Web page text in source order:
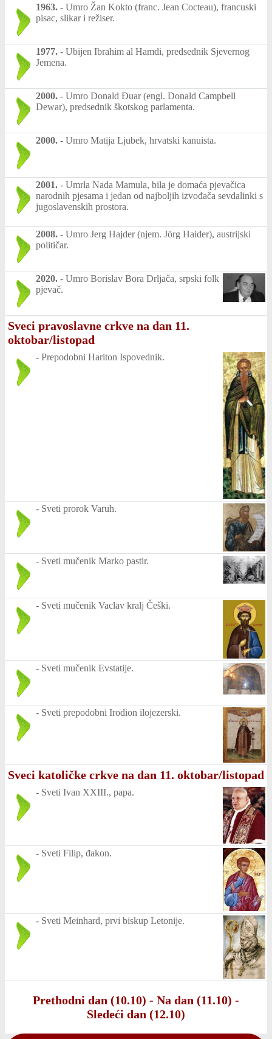
1963. - Umro Žan Kokto (franc. Jean Cocteau), francuski
pisac, slikar i režiser.
1977. - Ubijen Ibrahim al Hamdi, predsednik Sjevernog
Jemena.
2000. - Umro Donald Đuar (engl. Donald Campbell
Dewar), predsednik škotskog parlamenta.
2000. - Umro Matija Ljubek, hrvatski kanuista.
2001. - Umrla Nada Mamula, bila je domaća pjevačica
narodnih pjesama i jedan od najboljih izvođača sevdalinki s
jugoslavenskih prostora.
2008. - Umro Jerg Hajder (njem. Jörg Haider), austrijski
političar.
2020. - Umro Borislav Bora Drljača, srpski folk
pjevač.
Sveci pravoslavne crkve na dan 11.
oktobar/listopad
- Prepodobni Hariton Ispovednik.
- Sveti prorok Varuh.
- Sveti mučenik Marko pastir.
- Sveti mučenik Vaclav kralj Češki.
- Sveti mučenik Evstatije.
- Sveti prepodobni Irodion ilojezerski.
Sveci katoličke crkve na dan 11. oktobar/listopad
- Sveti Ivan XXIII., papa.
- Sveti Filip, đakon.
- Sveti Meinhard, prvi biskup Letonije.
Prethodni dan (10.10) - Na dan (11.10) -
Sledeći dan (12.10)